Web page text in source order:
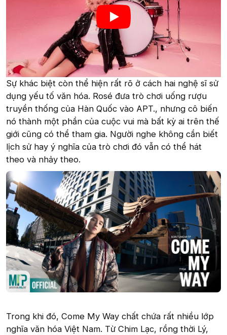
Sự khác biệt còn thể hiện rất rõ ở cách hai nghệ sĩ sử
dụng yếu tố văn hóa. Rosé đưa trò chơi uống rượu
truyền thống của Hàn Quốc vào APT., nhưng cô biến
nó thành một phần của cuộc vui mà bất kỳ ai trên thế
giới cũng có thể tham gia. Người nghe không cần biết
lịch sử hay ý nghĩa của trò chơi đó vẫn có thể hát
theo và nhảy theo.
Trong khi đó, Come My Way chất chứa rất nhiều lớp
nghĩa văn hóa Việt Nam. Từ Chim Lạc, rồng thời Lý,